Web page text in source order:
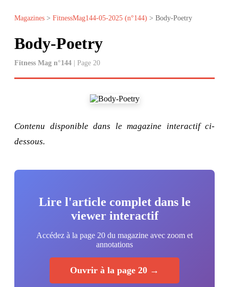
Magazines > FitnessMag144-05-2025 (n°144) > Body-Poetry
Body-Poetry
Fitness Mag n°144 | Page 20
Contenu disponible dans le magazine interactif ci-
dessous.
Lire l'article complet dans le
viewer interactif
Accédez à la page 20 du magazine avec zoom et
annotations
Ouvrir à la page 20 →